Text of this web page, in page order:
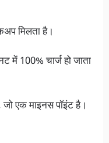
मिलता है।
में 100% चार्ज हो जाता
जो एक माइनस पॉइंट है।